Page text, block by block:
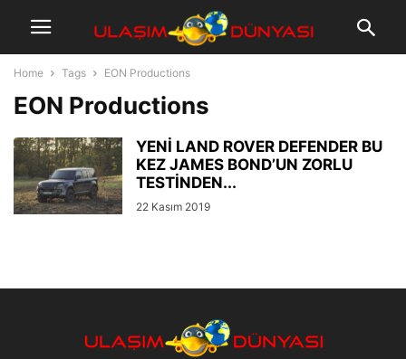
Home Tags EON Productions
EON Productions
YENİ LAND ROVER DEFENDER BU
KEZ JAMES BOND’UN ZORLU
TESTİNDEN...
22 Kasım 2019